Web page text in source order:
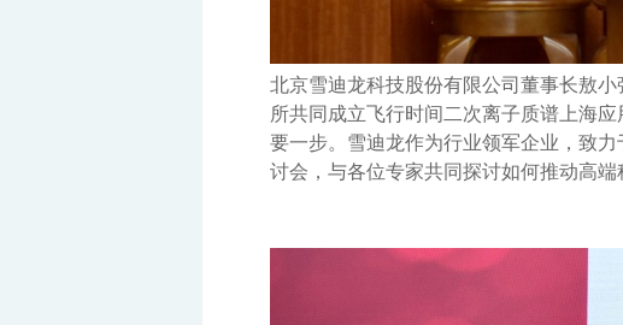
北京雪迪龙科技股份有限公司董事长敖
所共同成立飞行时间二次离子质谱上海
要一步。雪迪龙作为行业领军企业，致
讨会，与各位专家共同探讨如何推动高